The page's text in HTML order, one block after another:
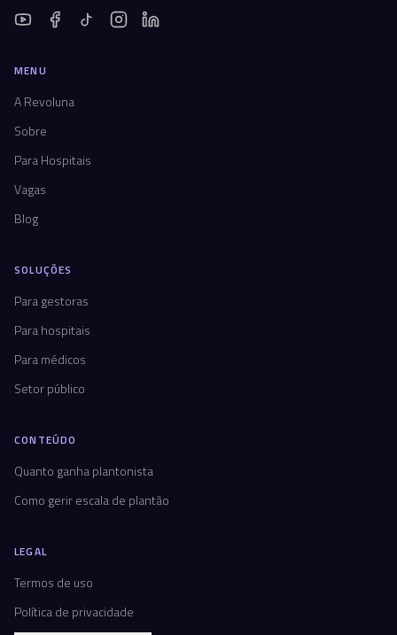
MENU
A Revoluna
Sobre
Para Hospitais
Vagas
Blog
SOLUÇÕES
Para gestoras
Para hospitais
Para médicos
Setor público
CONTEÚDO
Quanto ganha plantonista
Como gerir escala de plantão
LEGAL
Termos de uso
Política de privacidade